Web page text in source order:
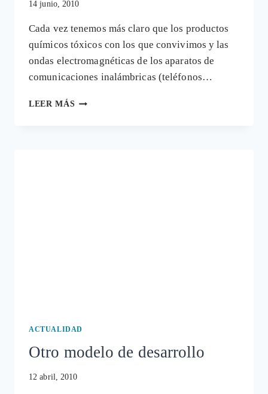
14 junio, 2010
Cada vez tenemos más claro que los productos
químicos tóxicos con los que convivimos y las
ondas electromagnéticas de los aparatos de
comunicaciones inalámbricas (teléfonos…
LEER MÁS QUÍMICOS
ACTUALIDAD
Otro modelo de desarrollo
12 abril, 2010